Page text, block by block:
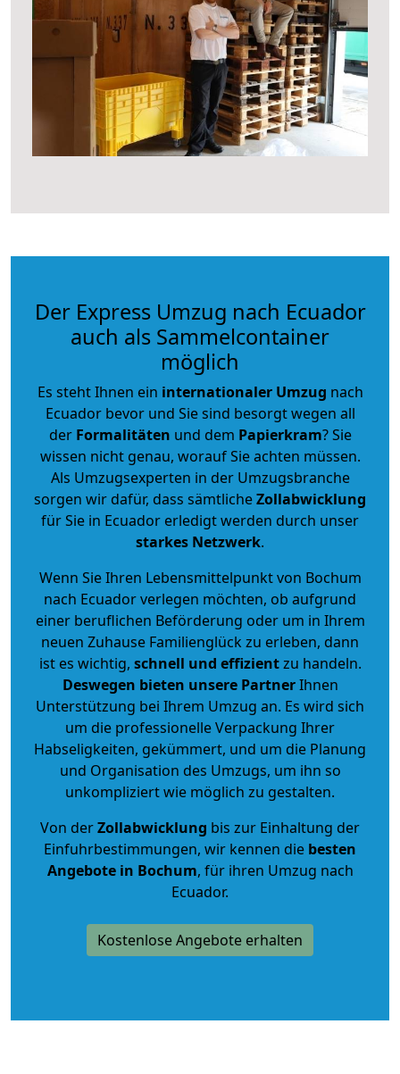
Der Express Umzug nach Ecuador
auch als Sammelcontainer
möglich
Es steht Ihnen ein internationaler Umzug nach
Ecuador bevor und Sie sind besorgt wegen all
der Formalitäten und dem Papierkram? Sie
wissen nicht genau, worauf Sie achten müssen.
Als Umzugsexperten in der Umzugsbranche
sorgen wir dafür, dass sämtlicheZollabwicklung
für Sie in Ecuador erledigt werden durch unser
starkes Netzwerk.
Wenn Sie Ihren Lebensmittelpunkt von Bochum
nach Ecuador verlegen möchten, ob aufgrund
einer beruflichen Beförderung oder um in Ihrem
neuen Zuhause Familienglück zu erleben, dann
ist es wichtig, schnell und effizientzu handeln.
Deswegen bieten unsere PartnerIhnen
Unterstützung bei Ihrem Umzug an. Es wird sich
um die professionelle Verpackung Ihrer
Habseligkeiten, gekümmert, und um die Planung
und Organisation des Umzugs, um ihn so
unkompliziert wie möglich zu gestalten.
Von derZollabwicklung bis zur Einhaltung der
Einfuhrbestimmungen, wir kennen die besten
Angebote in Bochum, für ihren Umzug nach
Ecuador.
Kostenlose Angebote erhalten